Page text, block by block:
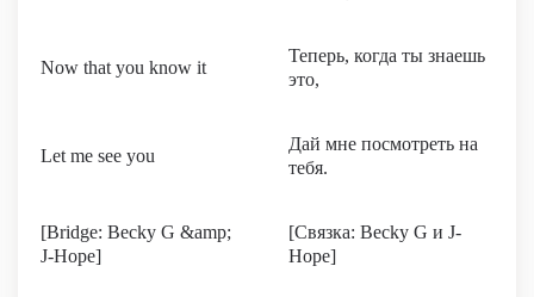
Now that you know it
Теперь, когда ты знаешь
это,
Let me see you
Дай мне посмотреть на
тебя.
[Bridge: Becky G &amp;
J-Hope]
[Связка: Becky G и J-
Hope]